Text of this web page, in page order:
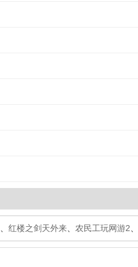
红楼之剑天外来 农民工玩网游2